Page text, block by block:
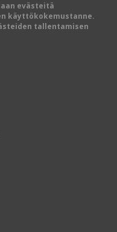
evästeitä
käyttökokemustanne.
tallentamisen